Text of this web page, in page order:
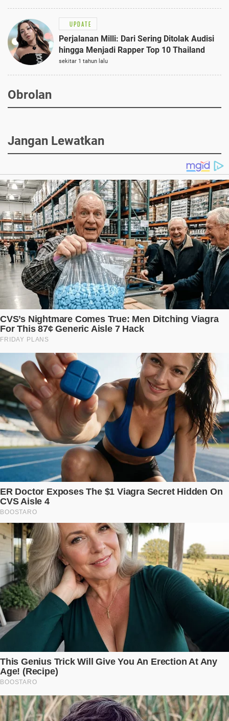
UPDATE
Perjalanan Milli: Dari Sering Ditolak Audisi
hingga Menjadi Rapper Top 10 Thailand
sekitar 1 tahun lalu
Obrolan
Jangan Lewatkan